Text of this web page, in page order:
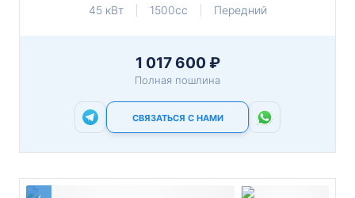
45 кВт
1500cc Передний
1 017 600 ₽
Полная пошлина
СВЯЗАТЬСЯ С НАМИ